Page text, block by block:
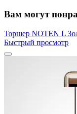
Вам могут
Торшер NOTEN L
Быстрый просмотр